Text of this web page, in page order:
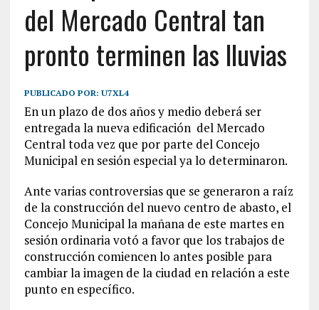
del Mercado Central tan
pronto terminen las lluvias
PUBLICADO POR: U7XL4
En un plazo de dos años y medio deberá ser
entregada la nueva edificación del Mercado
Central toda vez que por parte del Concejo
Municipal en sesión especial ya lo determinaron.
Ante varias controversias que se generaron a raíz
de la construcción del nuevo centro de abasto, el
Concejo Municipal la mañana de este martes en
sesión ordinaria votó a favor que los trabajos de
construcción comiencen lo antes posible para
cambiar la imagen de la ciudad en relación a este
punto en específico.